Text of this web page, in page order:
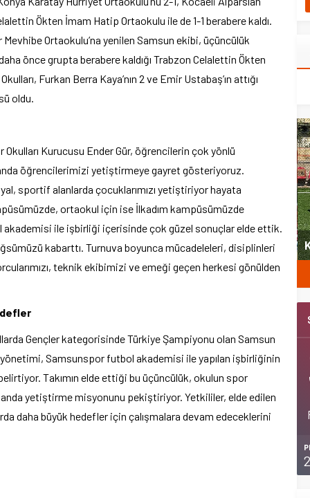
Ökten İmam Hatip Ortaokulu ile de 1-1 berabere kaldı.
Ortaokulu’na yenilen Samsun ekibi, üçüncülük
önce grupta berabere kaldığı Trabzon Celalettin Ökten
Furkan Berra Kaya’nın 2 ve Emir Ustabaş’ın attığı
oldu.
Kurucusu Ender Gür, öğrencilerin çok yönlü
öğrencilerimizi yetiştirmeye gayret gösteriyoruz.
sportif alanlarda çocuklarımızı yetiştiriyor hayata
ortaokul için ise İlkadım kampüsümüzde
akademisi ile işbirliği içerisinde çok güzel sonuçlar elde ettik.
kabarttı. Turnuva boyunca mücadeleleri, disiplinleri
teknik ekibimizi ve emeği geçen herkesi gönülden
Gençler kategorisinde Türkiye Şampiyonu olan Samsun
yönetimi, Samsunspor futbol akademisi ile yapılan işbirliğinin
Takımın elde ettiği bu üçüncülük, okulun spor
yetiştirme misyonunu pekiştiriyor. Yetkililer, elde edilen
daha büyük hedefler için çalışmalara devam edeceklerini
Şubat’ta spor ve heyecan var